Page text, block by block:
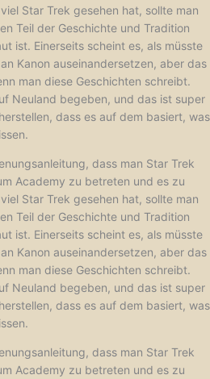
Star Trek gesehen hat, sollte man
Teil der Geschichte und Tradition
ist. Einerseits scheint es, als müsste
Kanon auseinandersetzen, aber das
man diese Geschichten schreibt.
Neuland begeben, und das ist super
dass es auf dem basiert, was
dass man Star Trek
Academy zu betreten und es zu
Star Trek gesehen hat, sollte man
Teil der Geschichte und Tradition
ist. Einerseits scheint es, als müsste
Kanon auseinandersetzen, aber das
man diese Geschichten schreibt.
Neuland begeben, und das ist super
dass es auf dem basiert, was
dass man Star Trek
Academy zu betreten und es zu